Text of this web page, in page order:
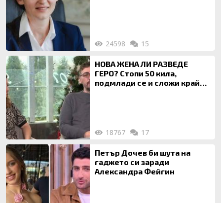
24598 15
НОВА ЖЕНА ЛИ РАЗВЕДЕ
ГЕРО? Стопи 50 кила,
подмлади се и сложи край
18767 17
Петър Дочев би шута на
гаджето си заради
Александра Фейгин